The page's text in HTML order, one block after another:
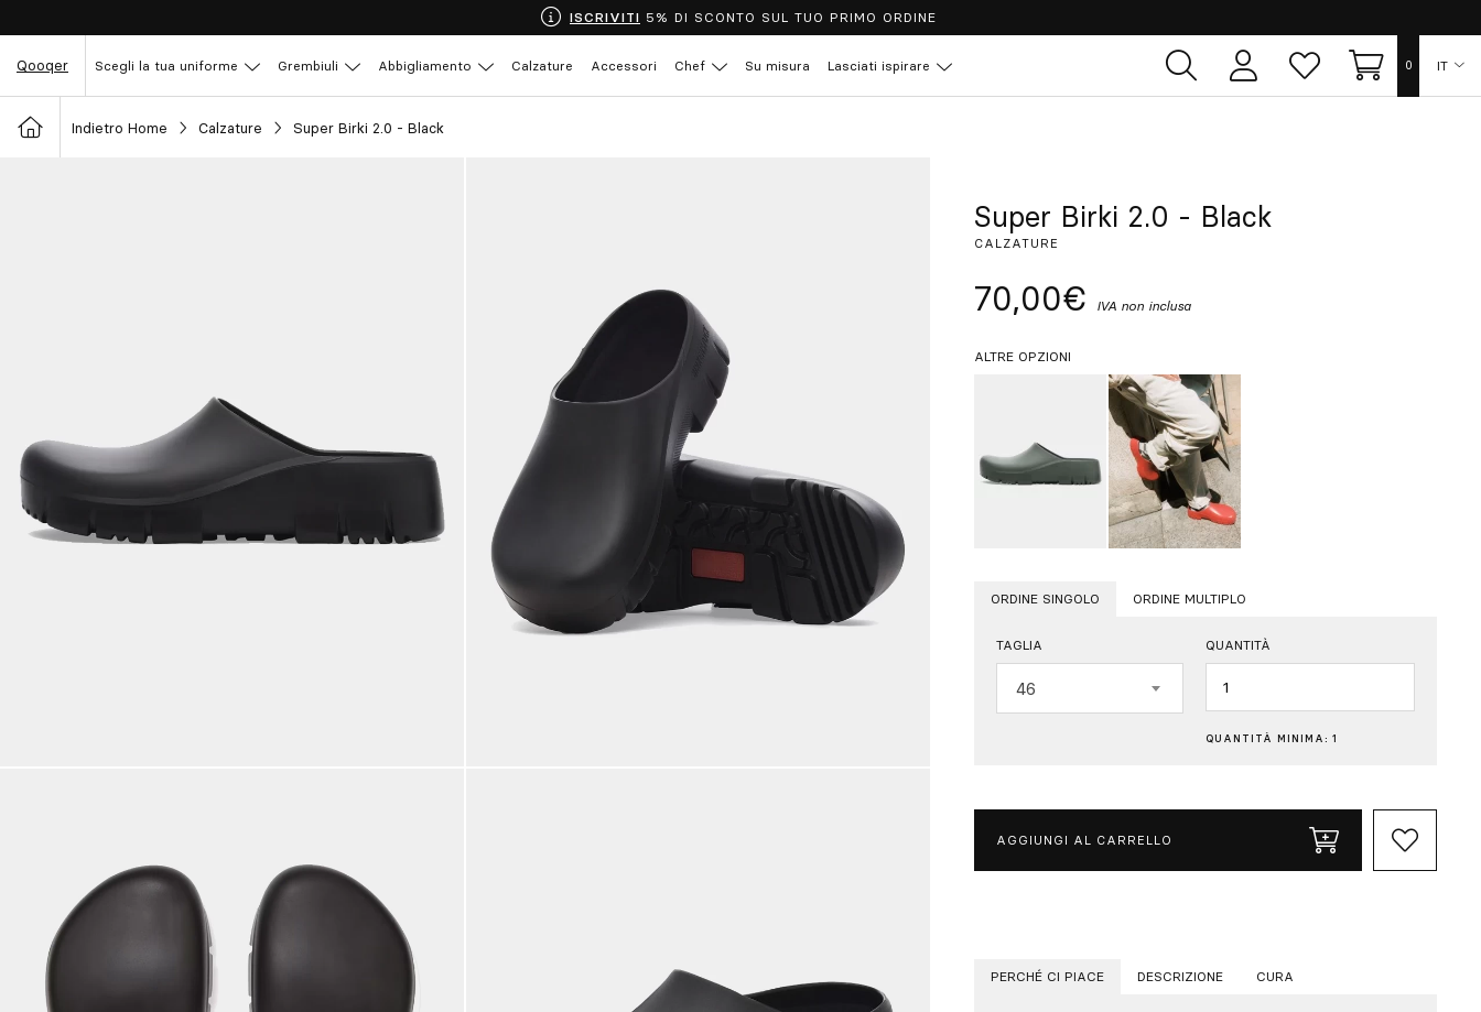
ISCRIVITI 5% DI SCONTO SUL TUO PRIMO ORDINE
Qooqer Scegli la tua uniforme Grembiuli Abbigliamento Calzature Accessori Chef Su misura Lasciati ispirare
Area
utente
Lista
dei
Carrello
0 IT
Indietro Home Calzature Super Birki 2.0 - Black
Super Birki 2.0 - Black
CALZATURE
70,00€ IVA non inclusa
ALTRE OPZIONI
ORDINE SINGOLO ORDINE MULTIPLO
TAGLIA
46
QUANTITÀ
QUANTITÀ MINIMA: 1
AGGIUNGI AL CARRELLO
PERCHÉ CI PIACE DESCRIZIONE CURA